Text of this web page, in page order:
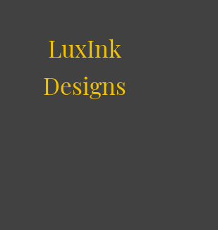
LuxInk
Designs